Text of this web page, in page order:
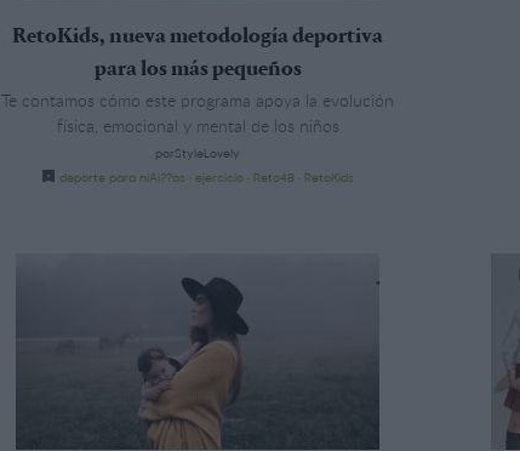
RetoKids, nueva metodología deportiva
para los más pequeños
Te contamos cómo este programa apoya la evolución
física, emocional y mental de los niños
porStyleLovely
deporte para niAi??os
ejercicio Reto48 RetoKids